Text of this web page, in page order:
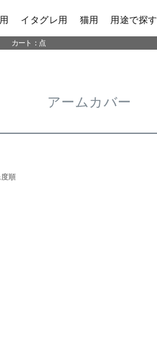
イタグレ用 猫用 用途で探す
カート： 点
アームカバー
順